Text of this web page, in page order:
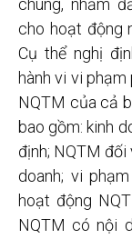
chúng, nhằm
cho hoạt động
Cụ thể nghị
hành vi vi
NQTM của cả
bao gồm: kinh
định; NQTM
doanh; vi
hoạt động
NQTM có nội